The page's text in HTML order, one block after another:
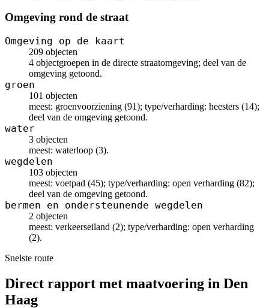
Omgeving rond de straat
Omgeving op de kaart
209 objecten
4 objectgroepen in de directe straatomgeving; deel van de
omgeving getoond.
groen
101 objecten
meest: groenvoorziening (91); type/verharding: heesters (14);
deel van de omgeving getoond.
water
3 objecten
meest: waterloop (3).
wegdelen
103 objecten
meest: voetpad (45); type/verharding: open verharding (82);
deel van de omgeving getoond.
bermen en ondersteunende wegdelen
2 objecten
meest: verkeerseiland (2); type/verharding: open verharding
(2).
Snelste route
Direct rapport met maatvoering in Den
Haag